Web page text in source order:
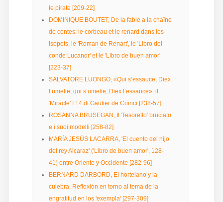
direzione@medioevoromanzo.it
le pirate [209-22]
DOMINIQUE BOUTET, De la fable a la chaîne
de contes: le corbeau et le renard dans les
Isopets, le 'Roman de Renart', le 'Libro del
conde Lucanor' et le 'Libro de buen amor'
[223-37]
SALVATORE LUONGO, «Qui s’essauce, Diex
l’umelie; qui s’umelie, Diex l’essauce»: il
'Miracle' I 14 di Gautier de Coinci [238-57]
ROSANNA BRUSEGAN, Il 'Tesoretto' bruciato
e i suoi modelli [258-82]
MARÍA JESÚS LACARRA, 'El cuento del hijo
del rey Alcaraz' ('Libro de buen amor', 128-
41) entre Oriente y Occidente [282-96]
BERNARD DARBORD, El hortelano y la
culebra. Reflexión en torno al tema de la
engratitud en los 'exempla' [297-309]